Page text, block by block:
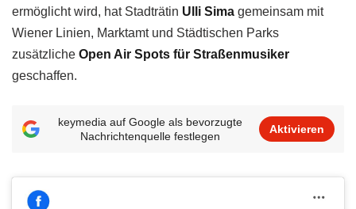
ermöglicht wird, hat Stadträtin Ulli Sima gemeinsam mit
Wiener Linien, Marktamt und Städtischen Parks
zusätzliche Open Air Spots für Straßenmusiker
geschaffen.
keymedia auf Google als bevorzugte
Nachrichtenquelle festlegen
Aktivieren